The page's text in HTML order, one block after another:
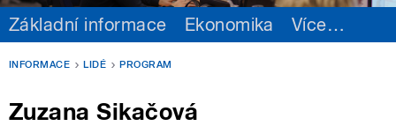
Základní informace Ekonomika Více…
INFORMACE LIDÉ PROGRAM
Zuzana Sikačová